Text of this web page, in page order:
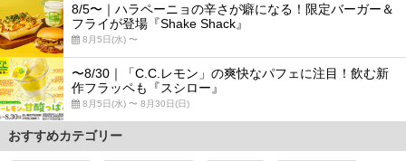
8/5〜｜ハラペーニョの辛さが癖になる！限定バーガー＆
フライが登場『Shake Shack』
8月5日(水) 〜
〜8/30｜「C.C.レモン」の爽快なパフェに注目！飲む新
作フラッペも『スシロー』
8月5日(水) 〜 8月30日(日)
おすすめカテゴリー